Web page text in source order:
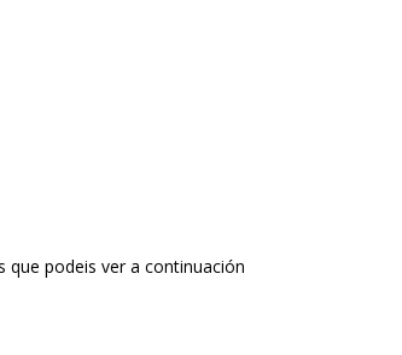
que podeis ver a continuación